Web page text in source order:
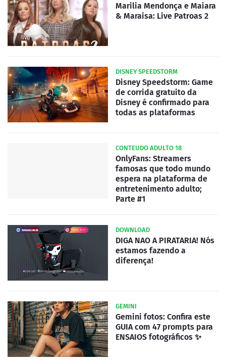
Marilia Mendonça e Maiara
& Maraisa: Live Patroas 2
DISNEY SPEEDSTORM
Disney Speedstorm: Game
de corrida gratuito da
Disney é confirmado para
todas as plataformas
CONTEUDO ADULTO 18
OnlyFans: Streamers
famosas que todo mundo
espera na plataforma de
entretenimento adulto;
Parte #1
DOWNLOAD
DIGA NAO A PIRATARIA! Nós
estamos fazendo a
diferença!
GEMINI
Gemini fotos: Confira este
GUIA com 47 prompts para
ENSAIOS fotográficos ✨